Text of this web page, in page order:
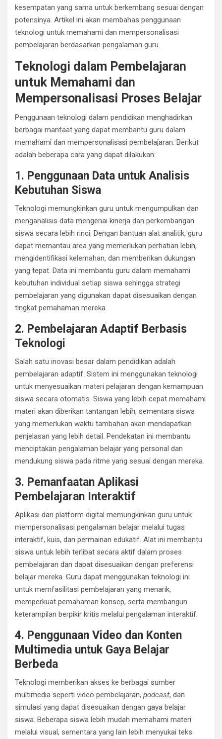
kesempatan yang sama untuk berkembang sesuai dengan
potensinya. Artikel ini akan membahas penggunaan
teknologi untuk memahami dan mempersonalisasi
pembelajaran berdasarkan pengalaman guru.
Teknologi dalam Pembelajaran
untuk Memahami dan
Mempersonalisasi Proses Belajar
Penggunaan teknologi dalam pendidikan menghadirkan
berbagai manfaat yang dapat membantu guru dalam
memahami dan mempersonalisasi pembelajaran. Berikut
adalah beberapa cara yang dapat dilakukan:
1. Penggunaan Data untuk Analisis
Kebutuhan Siswa
Teknologi memungkinkan guru untuk mengumpulkan dan
menganalisis data mengenai kinerja dan perkembangan
siswa secara lebih rinci. Dengan bantuan alat analitik, guru
dapat memantau area yang memerlukan perhatian lebih,
mengidentifikasi kelemahan, dan memberikan dukungan
yang tepat. Data ini membantu guru dalam memahami
kebutuhan individual setiap siswa sehingga strategi
pembelajaran yang digunakan dapat disesuaikan dengan
tingkat pemahaman mereka.
2. Pembelajaran Adaptif Berbasis
Teknologi
Salah satu inovasi besar dalam pendidikan adalah
pembelajaran adaptif. Sistem ini menggunakan teknologi
untuk menyesuaikan materi pelajaran dengan kemampuan
siswa secara otomatis. Siswa yang lebih cepat memahami
materi akan diberikan tantangan lebih, sementara siswa
yang memerlukan waktu tambahan akan mendapatkan
penjelasan yang lebih detail. Pendekatan ini membantu
menciptakan pengalaman belajar yang personal dan
mendukung siswa pada ritme yang sesuai dengan mereka.
3. Pemanfaatan Aplikasi
Pembelajaran Interaktif
Aplikasi dan platform digital memungkinkan guru untuk
mempersonalisasi pengalaman belajar melalui tugas
interaktif, kuis, dan permainan edukatif. Alat ini membantu
siswa untuk lebih terlibat secara aktif dalam proses
pembelajaran dan dapat disesuaikan dengan preferensi
belajar mereka. Guru dapat menggunakan teknologi ini
untuk memfasilitasi pembelajaran yang menarik,
memperkuat pemahaman konsep, serta membangun
keterampilan berpikir kritis melalui pengalaman interaktif.
4. Penggunaan Video dan Konten
Multimedia untuk Gaya Belajar
Berbeda
Teknologi memberikan akses ke berbagai sumber
multimedia seperti video pembelajaran, podcast, dan
simulasi yang dapat disesuaikan dengan gaya belajar
siswa. Beberapa siswa lebih mudah memahami materi
melalui visual, sementara yang lain lebih menyukai teks